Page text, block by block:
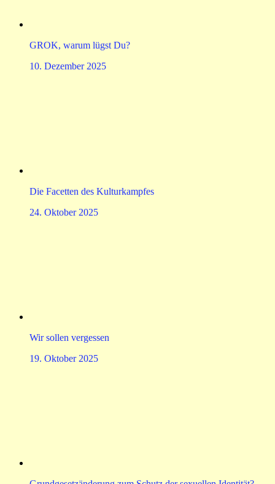
GROK, warum lügst Du?
10. Dezember 2025
Die Facetten des Kulturkampfes
24. Oktober 2025
Wir sollen vergessen
19. Oktober 2025